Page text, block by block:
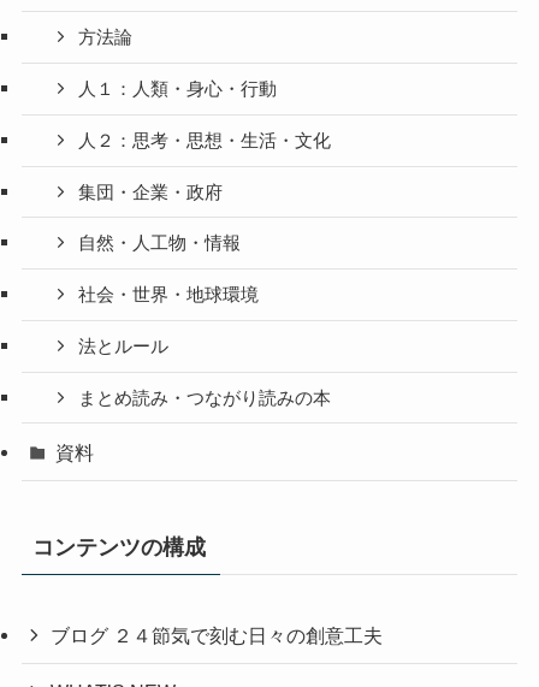
方法論
人１：人類・身心・行動
人２：思考・思想・生活・文化
集団・企業・政府
自然・人工物・情報
社会・世界・地球環境
法とルール
まとめ読み・つながり読みの本
資料
コンテンツの構成
ブログ ２４節気で刻む日々の創意工夫